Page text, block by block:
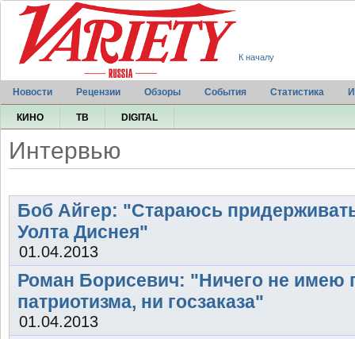
К началу
Новости Рецензии Обзоры События Статистика
КИНО ТВ DIGITAL
Интервью
Боб Айгер: "Стараюсь
Уолта Диснея"
01.04.2013
Роман Борисевич: "Ничего не имею
патриотизма, ни госзаказа"
01.04.2013